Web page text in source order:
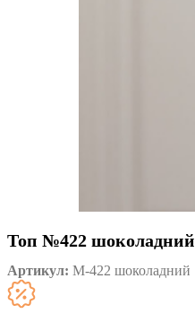
Топ №422 шоколадний
Артикул: М-422 шоколадний